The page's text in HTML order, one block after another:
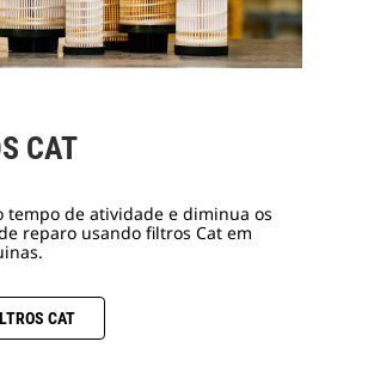
CAT
tempo de atividade e diminua os
reparo usando filtros Cat em
CAT